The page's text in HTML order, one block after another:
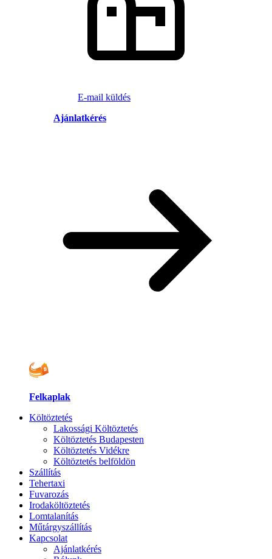
E-mail küldés
Ajánlatkérés
Felkaplak
Költöztetés
Lakossági Költöztetés
Költöztetés Budapesten
Költöztetés Vidékre
Költöztetés belföldön
Szállítás
Tehertaxi
Fuvarozás
Irodaköltöztetés
Lomtalanítás
Műtárgyszállítás
Kapcsolat
Ajánlatkérés